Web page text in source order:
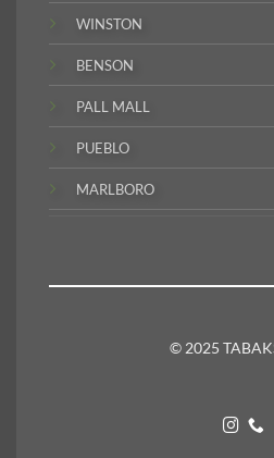
WINSTON
BENSON
PALL MALL
PUEBLO
MARLBORO
© 2025